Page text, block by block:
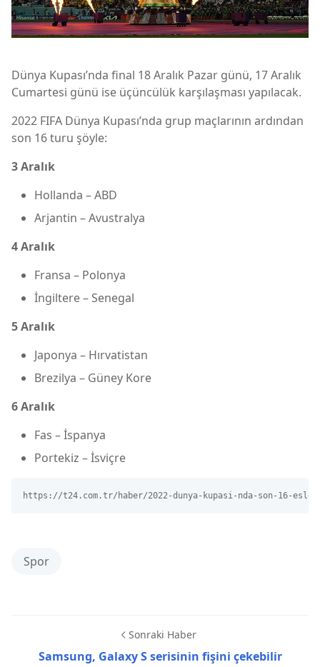
Dünya Kupası’nda final 18 Aralık Pazar günü, 17 Aralık
Cumartesi günü ise üçüncülük karşılaşması yapılacak.
2022 FIFA Dünya Kupası’nda grup maçlarının ardından
son 16 turu şöyle:
3 Aralık
Hollanda – ABD
Arjantin – Avustralya
4 Aralık
Fransa – Polonya
İngiltere – Senegal
5 Aralık
Japonya – Hırvatistan
Brezilya – Güney Kore
6 Aralık
Fas – İspanya
Portekiz – İsviçre
https://t24.com.tr/haber/2022-dunya-kupasi-nda-son-16-
Spor
Sonraki Haber
Samsung, Galaxy S serisinin fişini çekebilir